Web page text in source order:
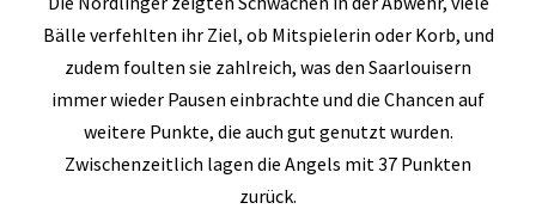
Bälle verfehlten ihr Ziel, ob Mitspielerin oder Korb, und
zudem foulten sie zahlreich, was den Saarlouisern
immer wieder Pausen einbrachte und die Chancen auf
weitere Punkte, die auch gut genutzt wurden.
Zwischenzeitlich lagen die Angels mit 37 Punkten
zurück.